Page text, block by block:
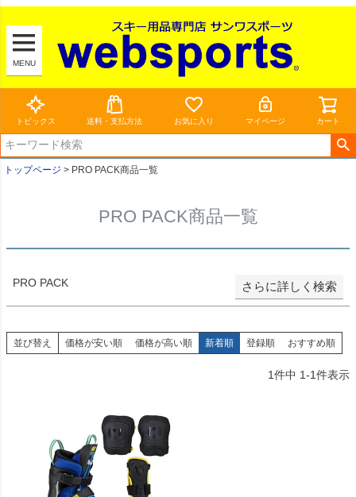
MENU
トピックス 送料・支払方法 お気に入り マイページ カート
トップページ PRO PACK商品一覧
PRO PACK商品一覧
PRO PACK さらに詳しく検索
新着順
価格が高い順
優先度順
キーワードヒット順
並び替え 価格が安い順 価格が高い順 新着順 登録順 おすすめ順
1件中 1-1件表示